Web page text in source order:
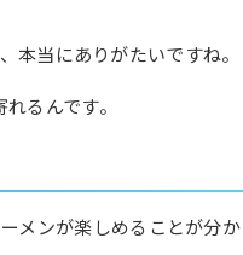
本当にありがたいですね。
るんです。
メンが楽しめることが分か